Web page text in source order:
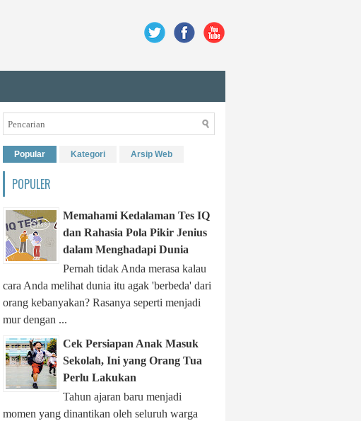
Popular Kategori Arsip Web
POPULER
Memahami Kedalaman Tes IQ
dan Rahasia Pola Pikir Jenius
dalam Menghadapi Dunia
Pernah tidak Anda merasa kalau
cara Anda melihat dunia itu agak 'berbeda' dari
orang kebanyakan? Rasanya seperti menjadi
mur dengan ...
Cek Persiapan Anak Masuk
Sekolah, Ini yang Orang Tua
Perlu Lakukan
Tahun ajaran baru menjadi
momen yang dinantikan oleh seluruh warga